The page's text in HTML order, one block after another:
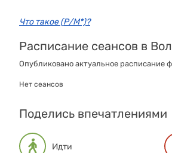
Что такое (Р/М*)?
Расписание сеансов в
Опубликовано актуальное расписание
Нет сеансов
Поделись впечатлениями
Идти